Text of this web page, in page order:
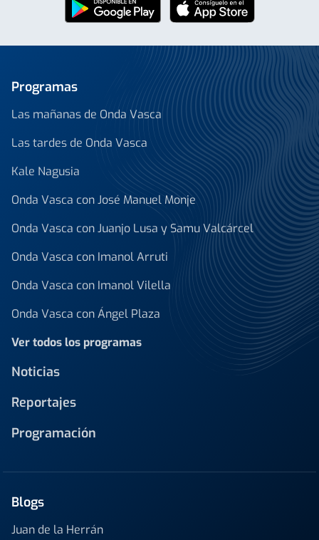
Programas
Las mañanas de Onda Vasca
Las tardes de Onda Vasca
Kale Nagusia
Onda Vasca con José Manuel Monje
Onda Vasca con Juanjo Lusa y Samu Valcárcel
Onda Vasca con Imanol Arruti
Onda Vasca con Imanol Vilella
Onda Vasca con Ángel Plaza
Ver todos los programas
Noticias
Reportajes
Programación
Blogs
Juan de la Herrán